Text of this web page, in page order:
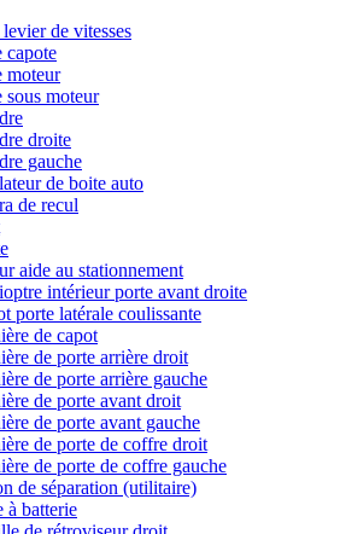
de vitesses
capote
moteur
sous moteur
droite
gauche
de boite auto
de recul
aide au stationnement
intérieur porte avant droite
porte latérale coulissante
de capot
de porte arrière droit
de porte arrière gauche
de porte avant droit
de porte avant gauche
de porte de coffre droit
de porte de coffre gauche
de séparation (utilitaire)
à batterie